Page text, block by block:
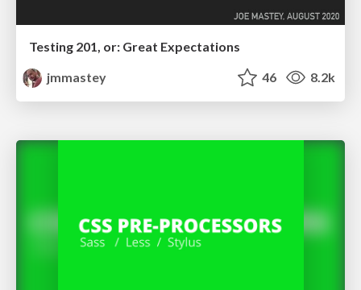
Testing 201, or: Great Expectations
jmmastey
46 8.2k